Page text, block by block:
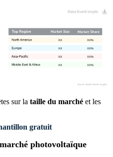
XX%
XX
XX%
XX
XX%
XX
XX%
XX
sur la taille du marché et les
gratuit
photovoltaïque